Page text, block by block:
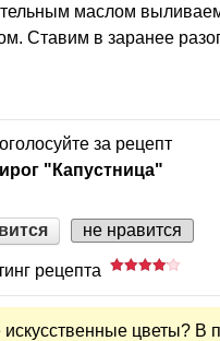
маслом
Ставим в заранее
за рецепт
"Капустница"
не нравится
рецепта
цветы? В